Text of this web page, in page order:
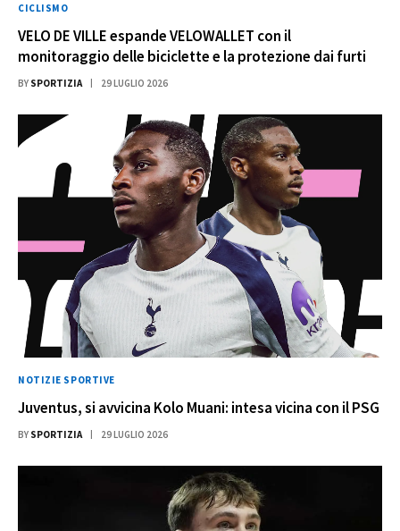
CICLISMO
VELO DE VILLE espande VELOWALLET con il
monitoraggio delle biciclette e la protezione dai furti
BY SPORTIZIA 29 LUGLIO 2026
NOTIZIE SPORTIVE
Juventus, si avvicina Kolo Muani: intesa vicina con il PSG
BY SPORTIZIA 29 LUGLIO 2026